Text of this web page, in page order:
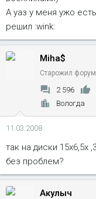
А уаз у меня ужо
решил :wink:
Miha$
Старожил
2 596
Вологда
11.03.2008
так на диски 15х6,5х
без проблем?
Акулыч